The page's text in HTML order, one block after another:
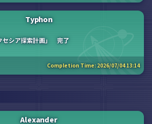
Typhon
セシア探索計画」 完了
Completion Time: 2026/07/04 13:14
Alexander